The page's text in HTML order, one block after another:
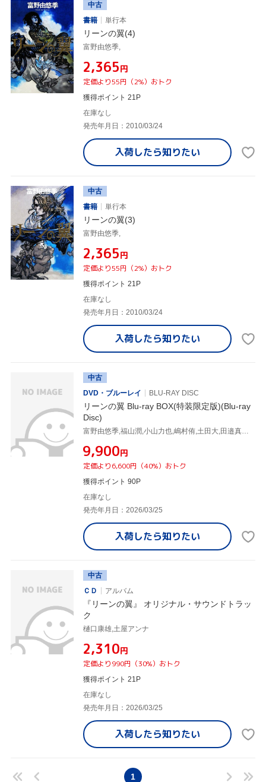
中古
書籍
単行本
リーンの翼(4)
富野由悠季,
¥2,365円
定価より55円（2%）おトク
獲得ポイント 21P
在庫なし
発売年月日：2010/03/24
入荷したら知りたい
中古
書籍
単行本
リーンの翼(3)
富野由悠季,
¥2,365円
定価より55円（2%）おトク
獲得ポイント 21P
在庫なし
発売年月日：2010/03/24
入荷したら知りたい
中古
DVD・ブルーレイ
BLU-RAY DISC
リーンの翼 Blu-ray BOX(特装限定版)(Blu-ray
Disc)
富野由悠季,福山潤,小山力也,嶋村侑,土田大,田邉真悟,工藤昌史,樋口康雄
¥9,900円
定価より6,600円（40%）おトク
獲得ポイント 90P
在庫なし
発売年月日：2026/03/25
入荷したら知りたい
中古
ＣＤ
アルバム
『リーンの翼』 オリジナル・サウンドトラッ
ク
樋口康雄,土屋アンナ
¥2,310円
定価より990円（30%）おトク
獲得ポイント 21P
在庫なし
発売年月日：2026/03/25
入荷したら知りたい
1